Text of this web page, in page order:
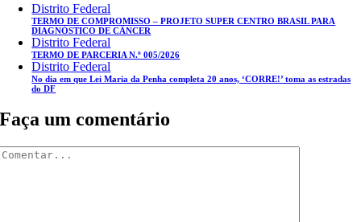
Distrito Federal
TERMO DE COMPROMISSO – PROJETO SUPER CENTRO BRASIL PARA
DIAGNÓSTICO DE CÂNCER
Distrito Federal
TERMO DE PARCERIA N.º 005/2026
Distrito Federal
No dia em que Lei Maria da Penha completa 20 anos, ‘CORRE!’ toma as estradas
do DF
Faça um comentário